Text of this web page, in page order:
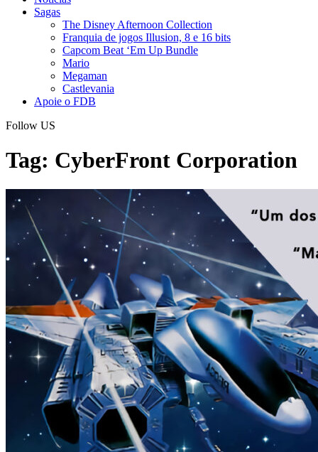
Sagas
The Disney Afternoon Collection
Franquia de jogos Illusion, 8 e 16 bits
Capcom Beat ‘Em Up Bundle
Mario
Megaman
Castlevania
Apoie o FDB
Follow US
Tag: CyberFront Corporation